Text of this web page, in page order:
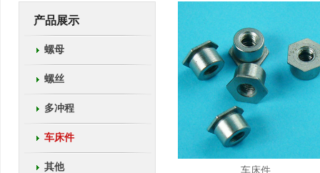
产品展示
螺母
螺丝
多冲程
车床件
其他 车床件